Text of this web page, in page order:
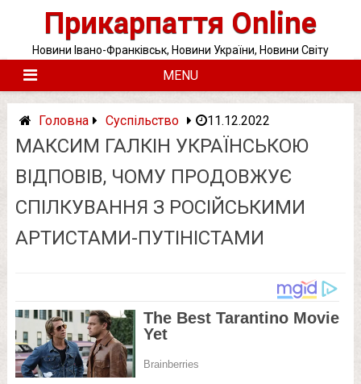
Прикарпаття Online
Новини Івано-Франківськ, Новини України, Новини Світу
MENU
Головна Суспільство 11.12.2022
МАКСИМ ГАЛКІН УКРАЇНСЬКОЮ
ВІДПОВІВ, ЧОМУ ПРОДОВЖУЄ
СПІЛКУВАННЯ З РОСІЙСЬКИМИ
АРТИСТАМИ-ПУТІНІСТАМИ